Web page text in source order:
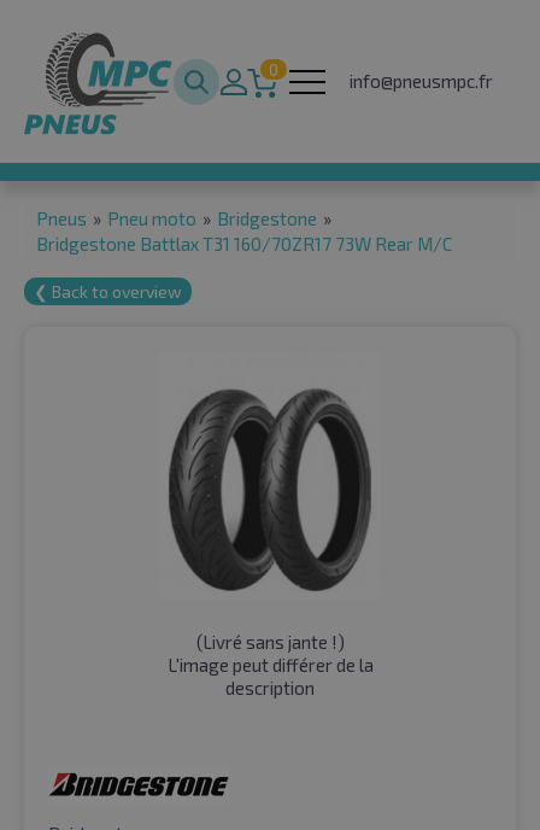
0
info@pneusmpc.fr
Pneus » Pneu moto » Bridgestone »
Bridgestone Battlax T31 160/70ZR17 73W Rear M/C
❮ Back to overview
(Livré sans jante !)
L'image peut différer de la
description